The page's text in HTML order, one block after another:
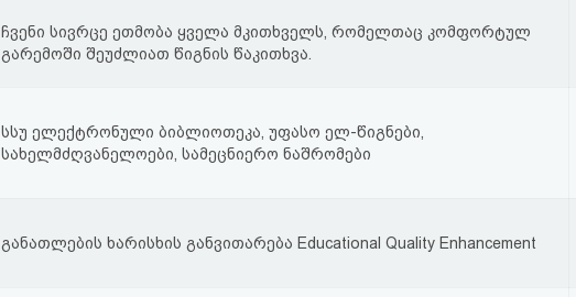
ჩვენი სივრცე ეთმობა ყველა მკითხველს, რომელთაც კომფორტულ
გარემოში შეუძლიათ წიგნის წაკითხვა.
სსუ ელექტრონული ბიბლიოთეკა, უფასო ელ-წიგნები,
სახელმძღვანელოები, სამეცნიერო ნაშრომები
განათლების ხარისხის განვითარება Educational Quality Enhancement